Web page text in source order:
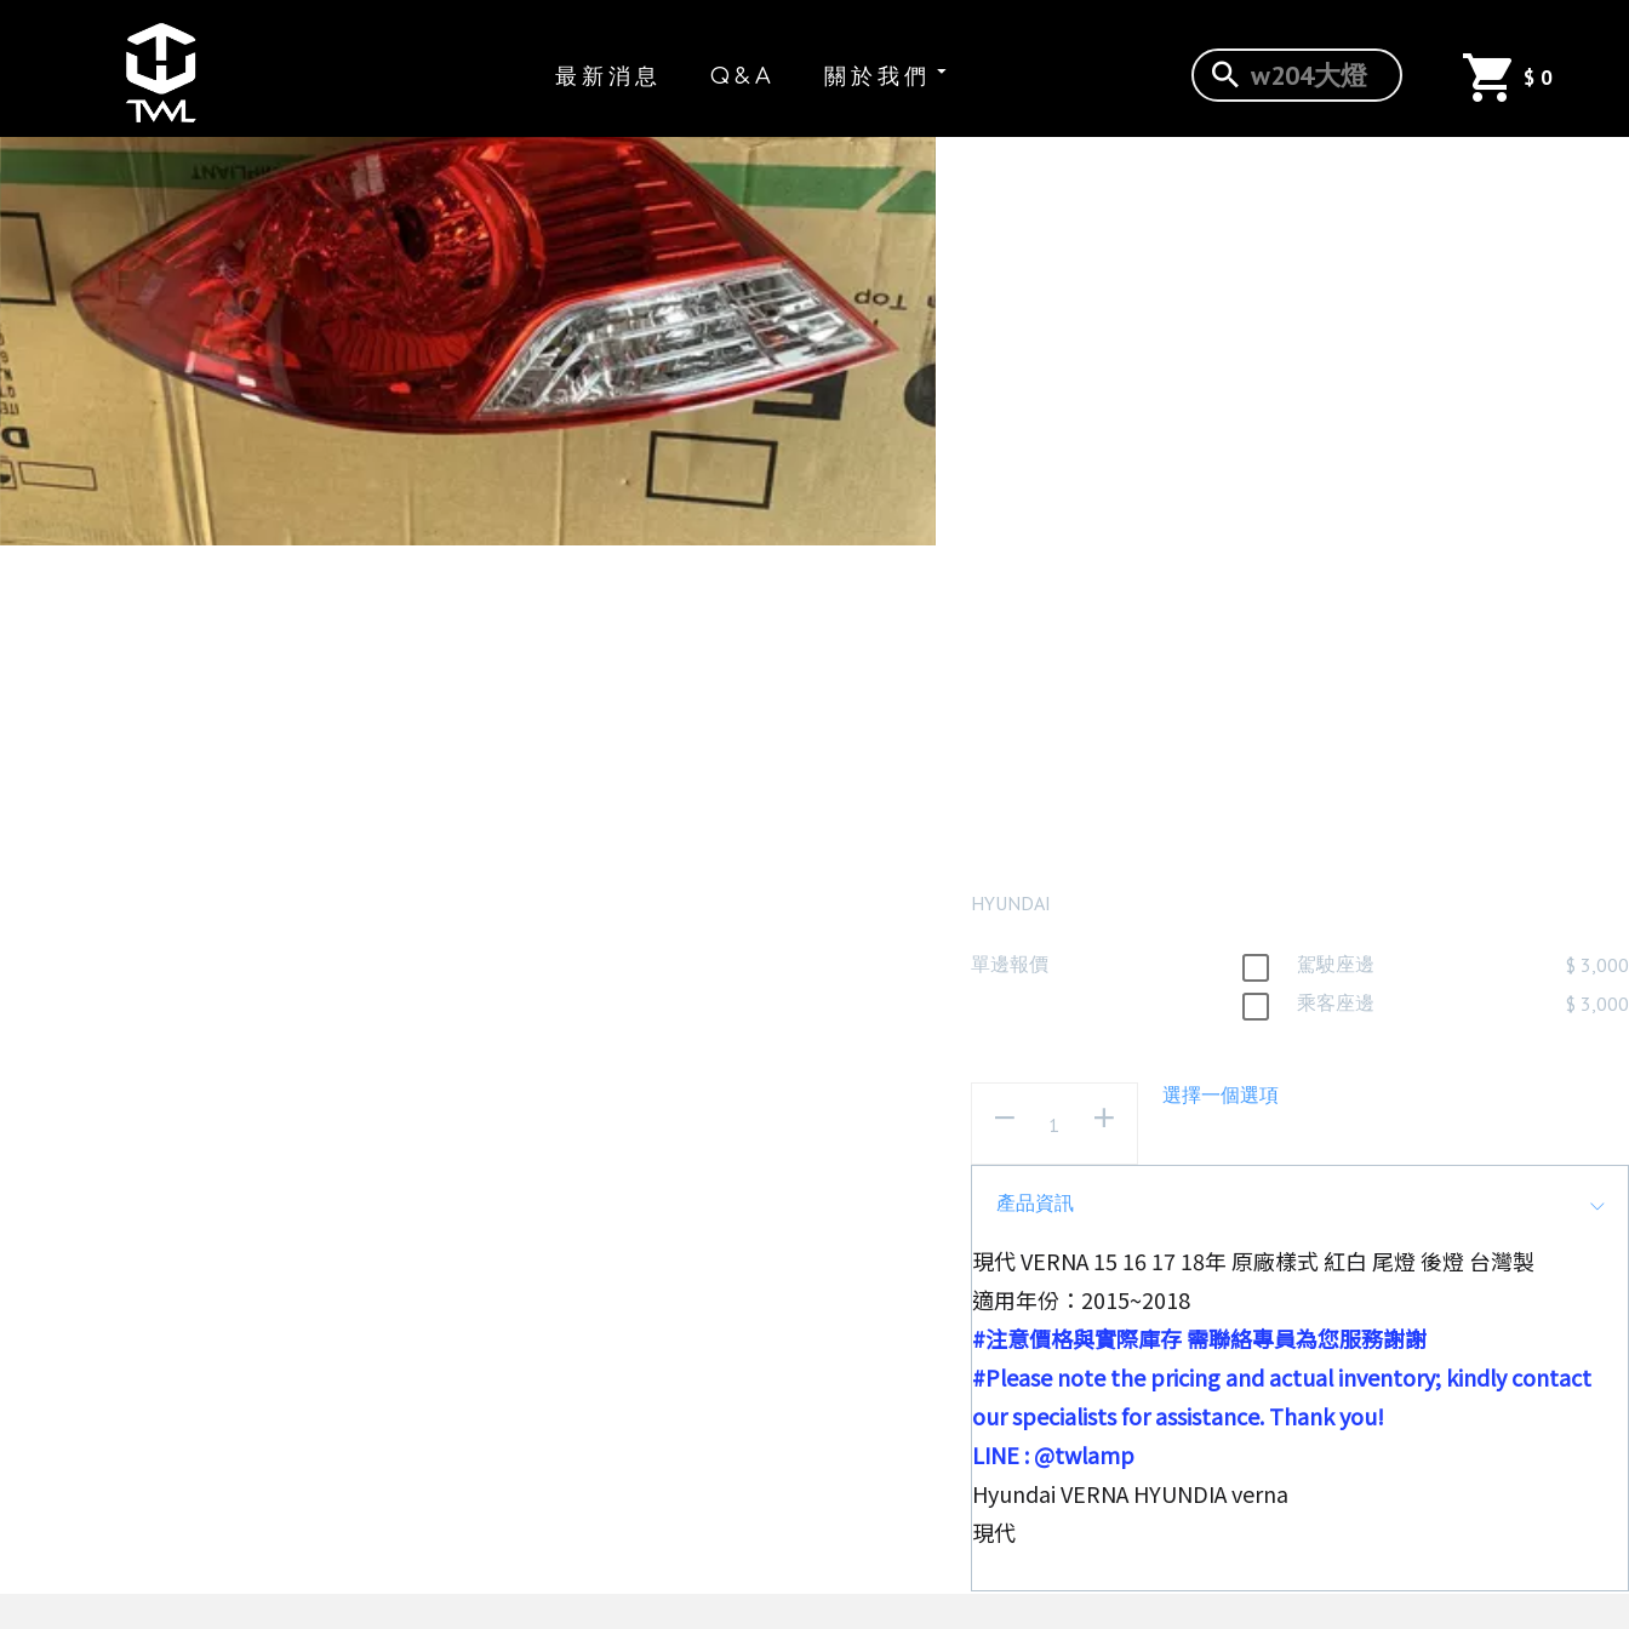
最新消息 Q&A 關於我們 $ 0
現代
VERNA 15
HYUNDAI
單邊報價 駕駛座邊
$ 3,000
乘客座邊
$ 3,000
選擇一個選項
產品資訊
現代 VERNA 15 16 17 18年 原廠樣式 紅白 尾燈 後燈 台灣製
適用年份：2015~2018
#注意價格與實際庫存 需聯絡專員為您服務謝謝
#Please note the pricing and actual inventory; kindly contact
our specialists for assistance. Thank you!
LINE : @twlamp
Hyundai VERNA HYUNDIA verna
現代